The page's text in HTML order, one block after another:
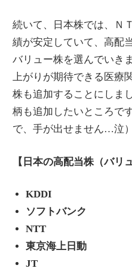
続いて、日本株では、Ｎ
績が安定していて、高配
バリュー株を選んでいき
上がりが期待できる医療
株も追加することにしま
柄も追加したいところで
で、手が出せません…泣）
【日本の高配当株（バリ
KDDI
ソフトバンク
NTT
東京海上日動
JT